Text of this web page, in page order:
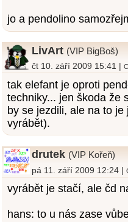
jo a pendolino
LivArt (VIP BigBoš)
čt 10. září 2009 15:41 |
tak elefant je oproti
techniky... jen škoda že
by se jezdili, ale na to
vyrábět).
drutek (VIP Kořeň)
pá 11. září 2009 12:24 |
vyrábět je stačí, ale čd
hans: to u nás zase